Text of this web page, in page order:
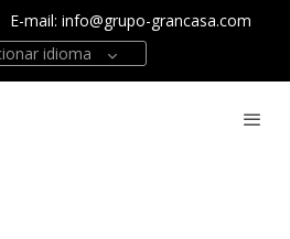
E-mail: info@grupo-grancasa.com
idioma